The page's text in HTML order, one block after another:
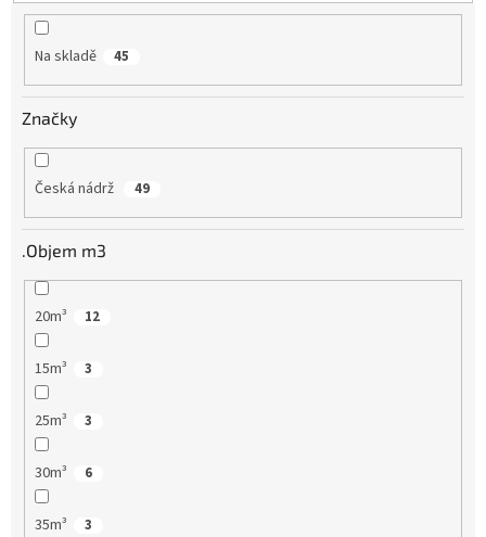
ů
Na skladě 45
Značky
Česká nádrž 49
.Objem m3
20m³ 12
15m³ 3
25m³ 3
30m³ 6
35m³ 3